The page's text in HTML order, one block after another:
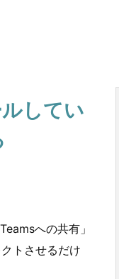
してい
への共有」
トさせるだけ